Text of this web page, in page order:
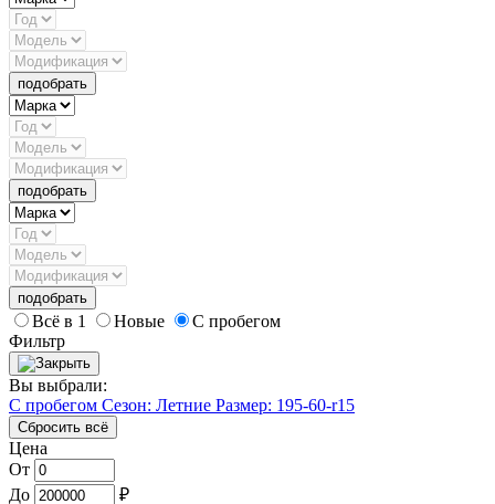
подобрать
подобрать
подобрать
Всё в 1 Новые
С пробегом
Фильтр
Вы выбрали:
С пробегом Сезон: Летние Размер: 195-60-r15
Сбросить всё
Цена
От
До
₽